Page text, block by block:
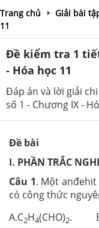
Trang chủ
Giải bài
11
Đề kiểm tra 1
- Hóa học 11
Đáp án và lời giải
số 1 - Chương IX -
Đề bài
I. PHẦN TRẮC
Câu 1. Một
có công thức
A.C2H4(CHO)2.